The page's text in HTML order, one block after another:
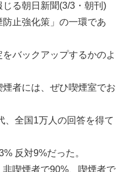
る朝日新聞(3/3・朝刊)
止強化策」の一環であ
をバックアップするかのよ
者には、ぜひ喫煙室でお
、全国1万人の回答を得て
反対9%だった。
喫煙者で90%、喫煙者で